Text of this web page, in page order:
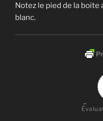
Notez le pied de la
blanc.